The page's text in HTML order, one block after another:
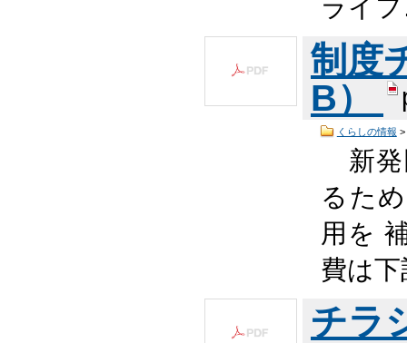
ライ
制度
B）
くらしの情報 >
新発
るた
用を
費は
チラ